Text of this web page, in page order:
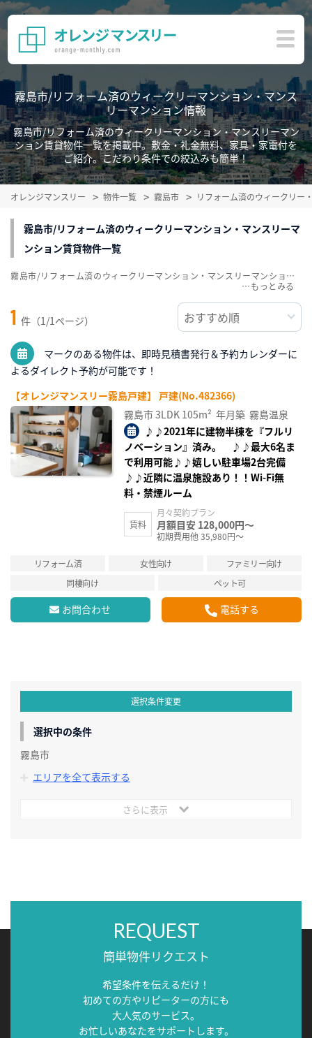
霧島市/リフォーム済のウィークリーマンション・マンス
リーマンション情報
霧島市/リフォーム済のウィークリーマンション・マンスリーマン
ション賃貸物件一覧を掲載中。敷金・礼金無料、家具・家電付を
ご紹介。こだわり条件での絞込みも簡単！
オレンジマンスリー 物件一覧 霧島市 リフォーム済のウィークリー
霧島市/リフォーム済のウィークリーマンション・マンスリーマ
ンション賃貸物件一覧
1 件（1/1ページ）
マークのある物件は、即時見積書発行＆予約カレンダーに
よるダイレクト予約が可能です！
【オレンジマンスリー霧島戸建】 戸建(No.482366)
霧島市3LDK 105m² 年月築 霧島温泉
♪♪2021年に建物半棟を『フルリ
ノベーション』済み。 ♪♪最大6名ま
で利用可能♪♪嬉しい駐車場2台完備
♪♪近隣に温泉施設あり！！Wi-Fi無
料・禁煙ルーム
賃料
月々契約プラン
月額目安 128,000円～
初期費用他 35,980円～
リフォーム済 女性向け
ファミリー向け
同棲向け
ペット可
お問合わせ 電話する
霧島市/リフォーム済のウィークリーマンション・マンスリーマンション賃貸物件一覧を掲載中。敷金・礼金無料、家具・家電付をご紹介。こだわり条件での絞込みも簡単！
…
選択条件変更
選択中の条件
霧島市
エリアを全て表示する
さらに表示
REQUEST
簡単物件リクエスト
希望条件を伝えるだけ！
初めての方やリピーターの方にも
大人気のサービス。
お忙しいあなたをサポートします。